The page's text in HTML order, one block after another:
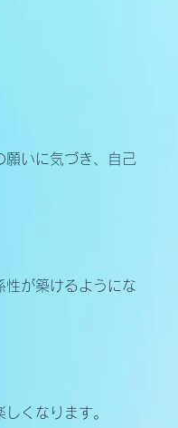
願いに気づき、自己
性が築けるようにな
くなります。